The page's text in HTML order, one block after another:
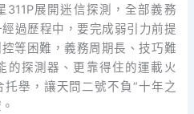
展開迷信探測，全部義務
過歷程中，要完成弱引力前提
等困難，義務周期長、技巧難
的探測器、更靠得住的運載火
舉，讓天問二號不負“十年之